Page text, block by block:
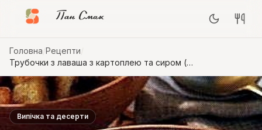
Пан Смак
Головна Рецепти
Трубочки з лаваша з картоплею та сиром (на
сковороді)
Випічка та десерти